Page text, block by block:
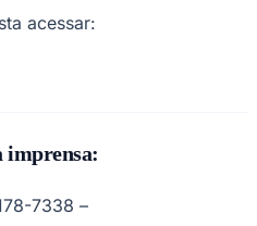
acessar:
imprensa:
7338 –